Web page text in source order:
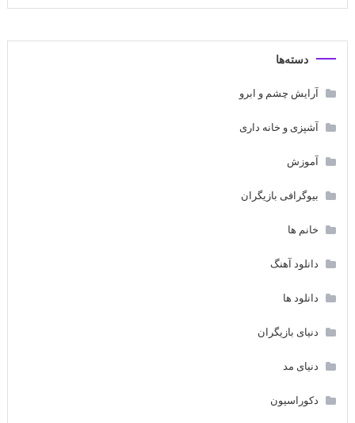
دسته‌ها
آرایش چشم و ابرو
آشپزی و خانه داری
آموزش
بیوگرافی بازیگران
خانم ها
دانلود آهنگ
دانلود ها
دنیای بازیگران
دنیای مد
دکوراسیون